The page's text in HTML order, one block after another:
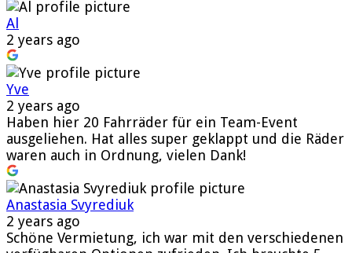
Al
2 years ago
Yve
2 years ago
Haben hier 20 Fahrräder für ein Team-Event
ausgeliehen. Hat alles super geklappt und die Räder
waren auch in Ordnung, vielen Dank!
Anastasia Svyrediuk
2 years ago
Schöne Vermietung, ich war mit den verschiedenen